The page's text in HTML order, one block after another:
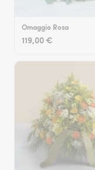
Omaggio Rosa
119,00 €